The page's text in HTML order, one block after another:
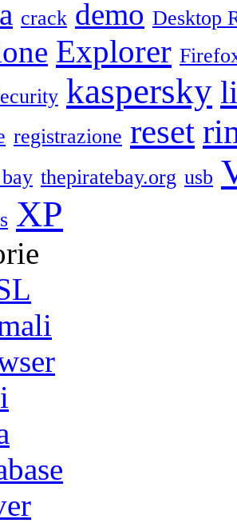
crack demo Desktop
Explorer
kaspersky
registrazione reset
thepiratebay.org usb
XP